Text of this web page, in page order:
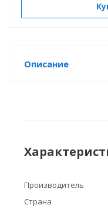
Описание
Производитель
Страна